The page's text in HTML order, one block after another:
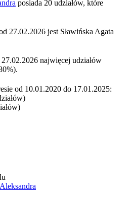
posiada 20 udziałów, które
27.02.2026 jest Sławińska Agata
najwięcej udziałów
od 10.01.2020 do 17.01.2025: